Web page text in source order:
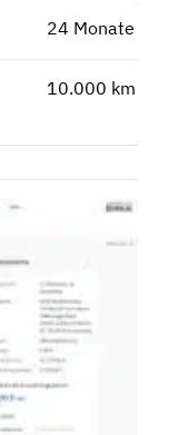
24 Monate
10.000 km